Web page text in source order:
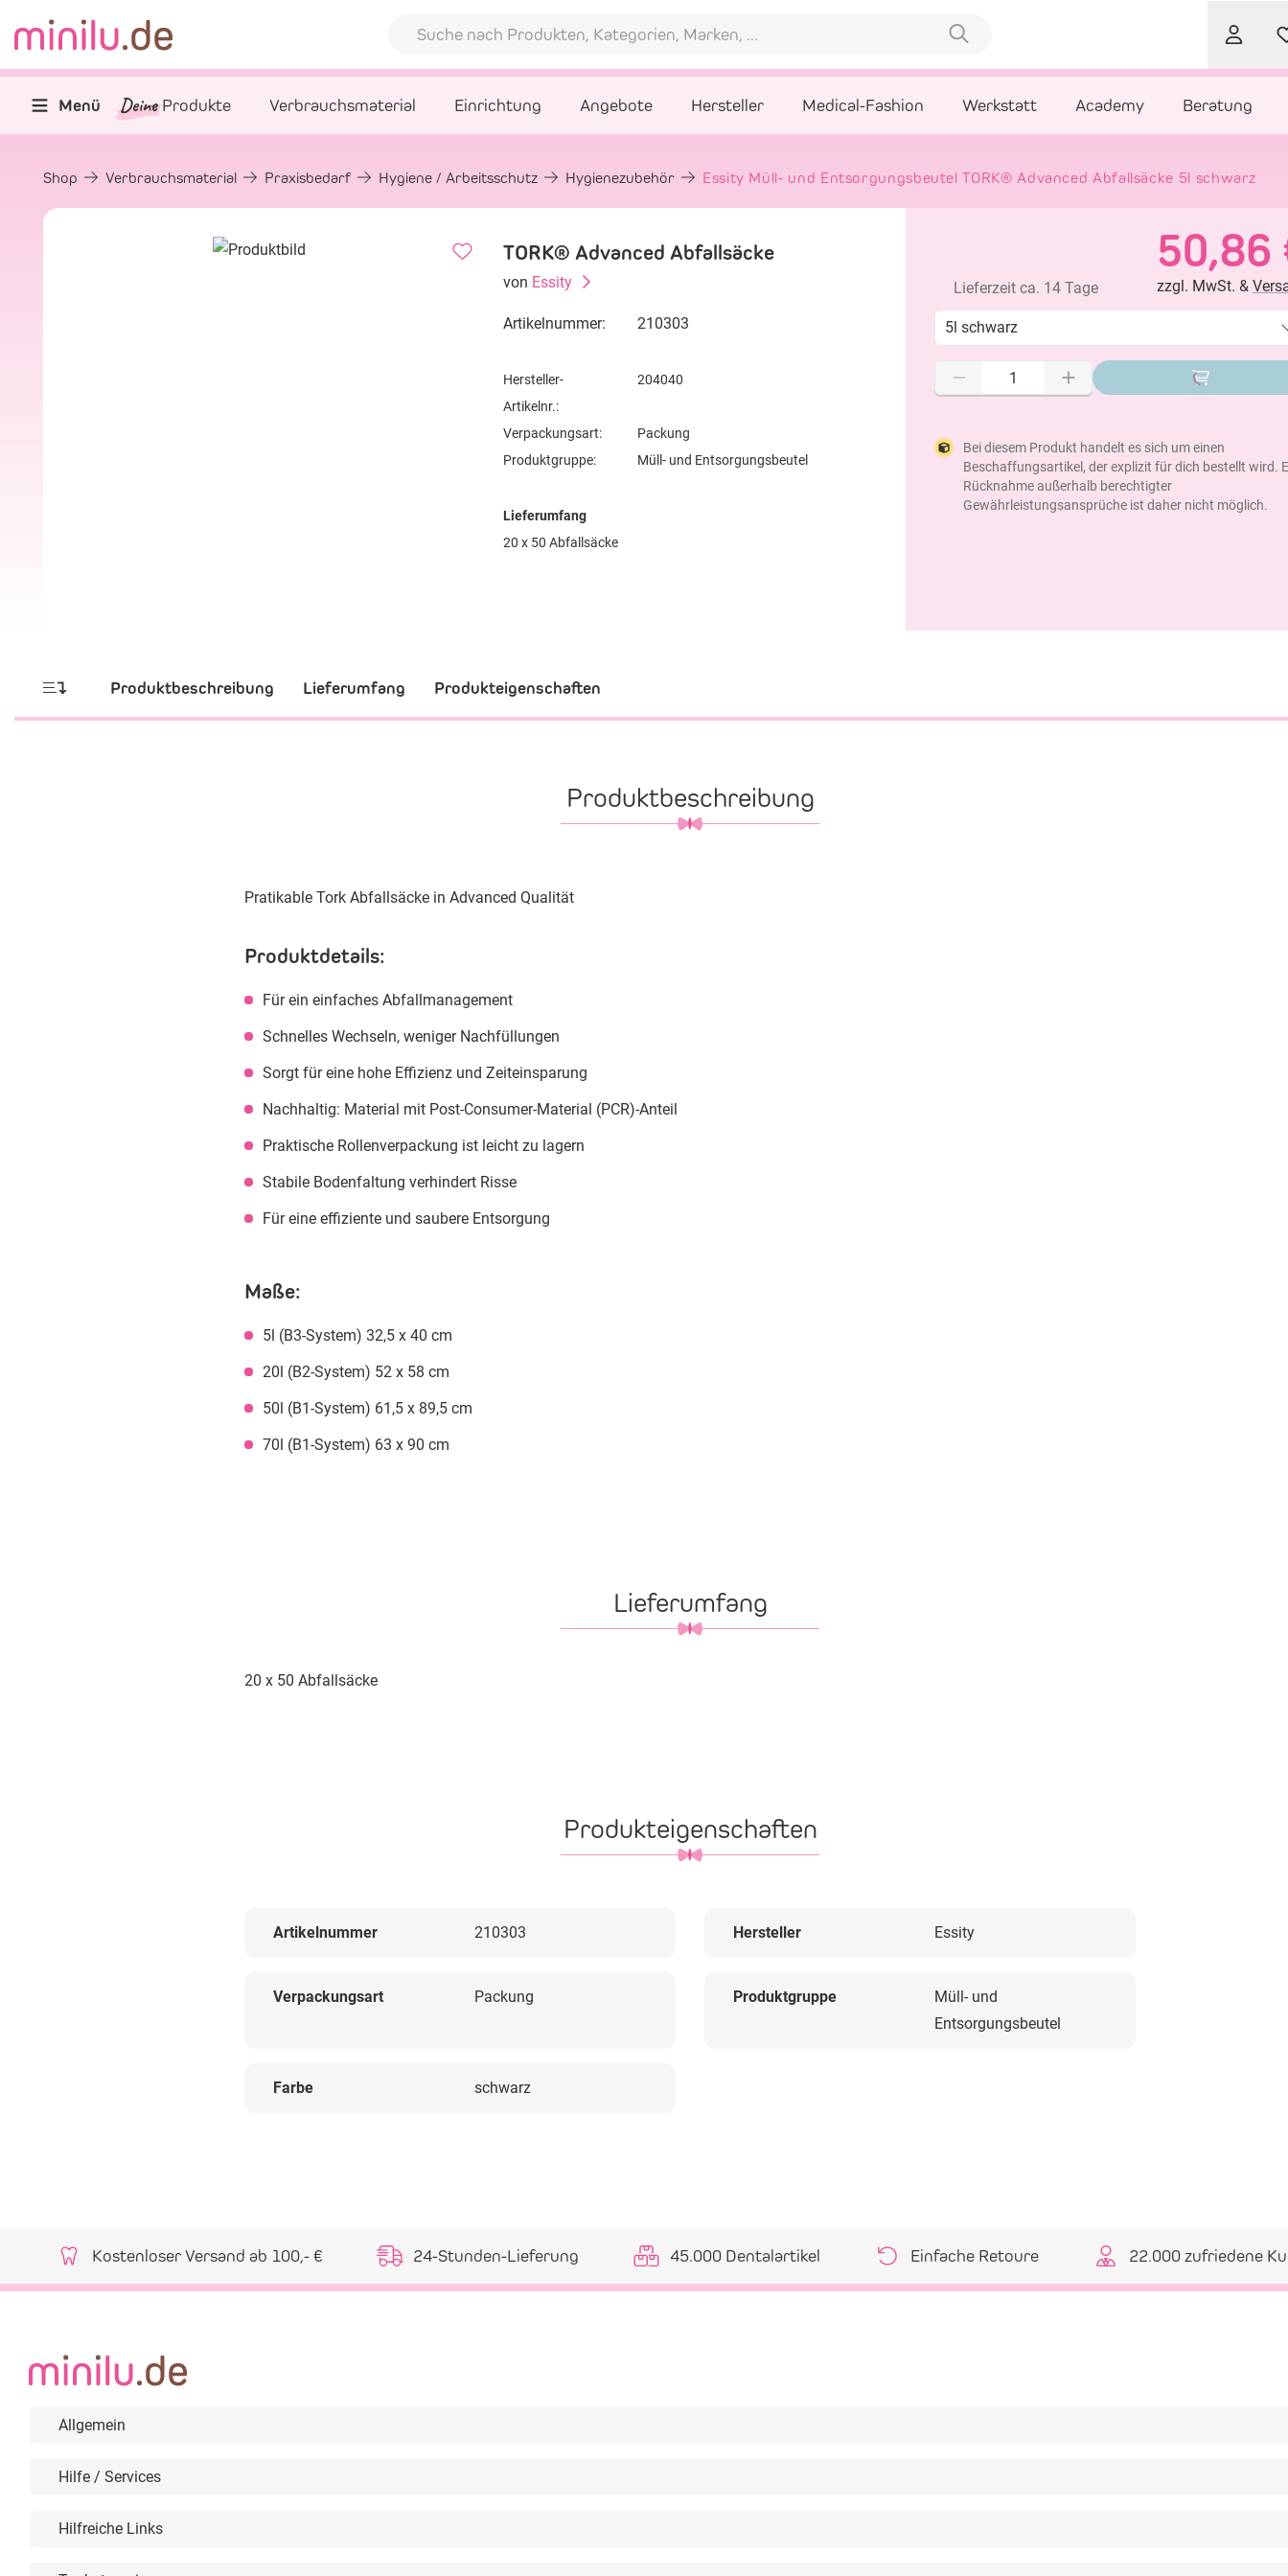
Menü Deine Produkte Verbrauchsmaterial Einrichtung Angebote Hersteller Medical-Fashion Werkstatt Academy Beratung
Shop Verbrauchsmaterial Praxisbedarf Hygiene / Arbeitsschutz Hygienezubehör Essity Müll- und Entsorgungsbeutel TORK® Advanced Abfallsäcke 5l schwarz
TORK® Advanced Abfallsäcke
von Essity
Artikelnummer: 210303
Hersteller-
Artikelnr.:
204040
Verpackungsart:
Packung
Produktgruppe:
Müll- und Entsorgungsbeutel
Lieferumfang
20 x 50 Abfallsäcke
50,86
Lieferzeit ca. 14 Tage zzgl. MwSt. &
5l schwarz
Bei diesem Produkt handelt es sich um einen
Beschaffungsartikel, der explizit für dich bestellt wird.
Rücknahme außerhalb berechtigter
Gewährleistungsansprüche ist daher nicht möglich.
Produktbeschreibung Lieferumfang Produkteigenschaften
Produktbeschreibung
Pratikable Tork Abfallsäcke in Advanced Qualität
Produktdetails:
Für ein einfaches Abfallmanagement
Schnelles Wechseln, weniger Nachfüllungen
Sorgt für eine hohe Effizienz und Zeiteinsparung
Nachhaltig: Material mit Post-Consumer-Material (PCR)-Anteil
Praktische Rollenverpackung ist leicht zu lagern
Stabile Bodenfaltung verhindert Risse
Für eine effiziente und saubere Entsorgung
Maße:
5l (B3-System) 32,5 x 40 cm
20l (B2-System) 52 x 58 cm
50l (B1-System) 61,5 x 89,5 cm
70l (B1-System) 63 x 90 cm
Lieferumfang
20 x 50 Abfallsäcke
Produkteigenschaften
Artikelnummer 210303 Hersteller Essity
Verpackungsart Packung Produktgruppe
Müll- und
Entsorgungsbeutel
Farbe schwarz
Kostenloser Versand ab 100,- € 24-Stunden-Lieferung 45.000 Dentalartikel Einfache Retoure 22.000 zufriedene
Allgemein
Hilfe / Services
Hilfreiche Links